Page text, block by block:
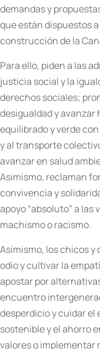
demandas y
que están dispuestos
construcción de la
Para ello, piden a las
justicia social y la
derechos sociales;
desigualdad y
equilibrado y verde
y al transporte
avanzar en salud
Asimismo, reclaman
convivencia y
apoyo “absoluto” a
machismo o racismo.
Asimismo, los chicos
odio y cultivar la
apostar por
encuentro
desperdicio y cuidar el
sostenible y el ahorro
valores o implementar